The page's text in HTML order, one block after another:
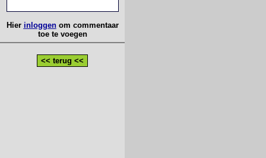
Hier inloggenom commentaar
toe te voegen
<< terug <<